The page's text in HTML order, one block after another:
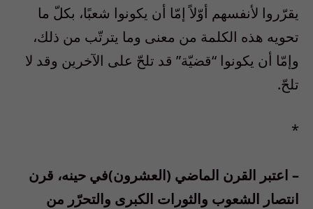
يقرّروا لأنفسهم أوّلاً إمّا أن يكونوا شعبًا، بكلّ ما
تحويه هذه الكلمة من معنى وما يترتّب من ذلك،
وإمّا أن يكونوا “قضيّة” قد تلحّ على الآخرين وقد لا
تلحّ.
*
– اعتبر القرن الماضي (العشرون)في حينه، قرن
انتصار الشعوب والثورات الكبرى والتحرّر من